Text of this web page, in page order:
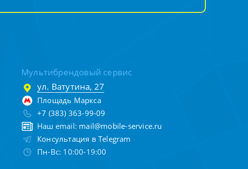
Мультибрендовый сервис
ул. Ватутина, 27
Площадь Маркса
+7 (383) 363-99-09
Наш email: mail@mobile-service.ru
Консультация в Telegram
Пн-Вс: 10:00-19:00